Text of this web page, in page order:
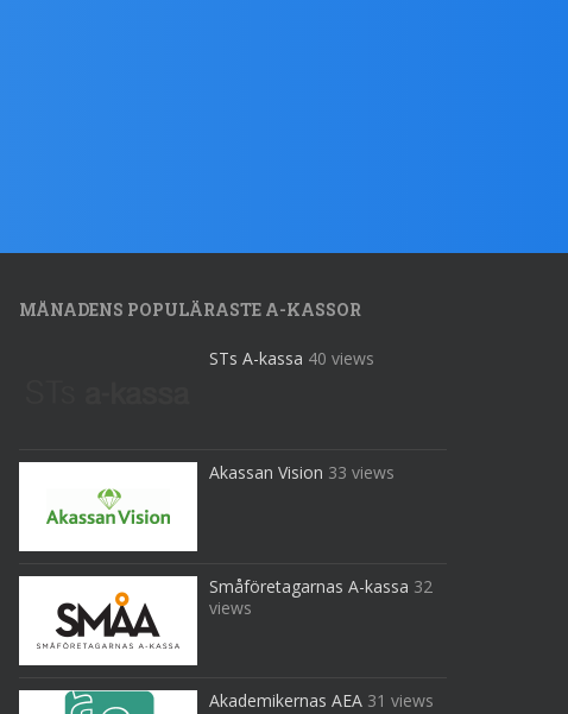
MÅNADENS POPULÄRASTE A-KASSOR
STs A-kassa 40 views
Akassan Vision 33 views
Småföretagarnas A-kassa 32
views
Akademikernas AEA 31 views